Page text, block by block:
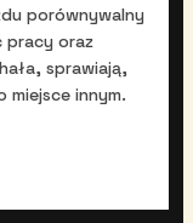
porównywalny
pracy oraz
sprawiają,
miejsce innym.